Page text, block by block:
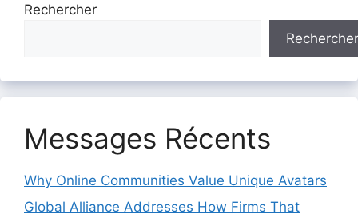
Rechercher
Rechercher
Messages Récents
Why Online Communities Value Unique Avatars
Global Alliance Addresses How Firms That